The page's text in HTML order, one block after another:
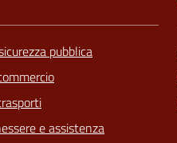
pubblica
e assistenza